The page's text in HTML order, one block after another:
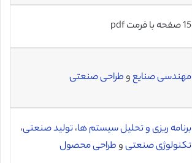
15 صفحه با فرمت pdf
مهندسی صنایعوطراحی صنعتی
برنامه ریزی و تحلیل سیستم ها،تولید صنعتی،
تکنولوژی صنعتیوطراحی محصول